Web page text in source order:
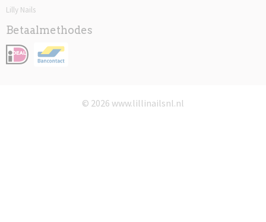
Lilly Nails
Betaalmethodes
© 2026 www.lillinailsnl.nl